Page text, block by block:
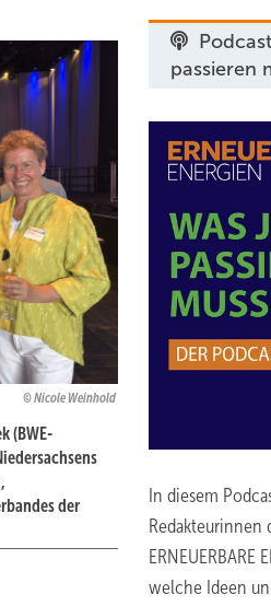
Nicole Weinhold
(BWE-
der
passieren
In diesem
Redakteurinnen
ERNEUERBARE
welche Ideen